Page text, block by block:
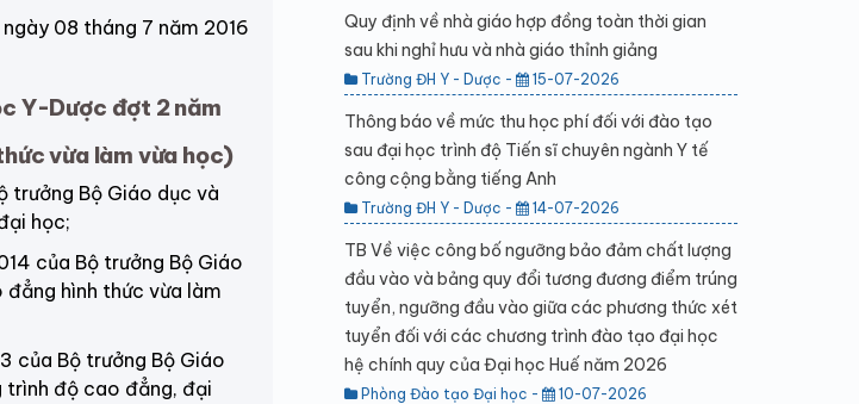
ngày 08 tháng 7 năm 2016
Y-Dược đợt 2 năm
vừa làm vừa học)
Bộ Giáo dục và
học;
của Bộ trưởng Bộ Giáo
hình thức vừa làm
Bộ trưởng Bộ Giáo
độ cao đẳng, đại
Quy định về nhà giáo hợp đồng toàn thời gian
sau khi nghỉ hưu và nhà giáo thỉnh giảng
Trường ĐH Y - Dược - 15-07-2026
Thông báo về mức thu học phí đối với đào tạo
sau đại học trình độ Tiến sĩ chuyên ngành Y tế
công cộng bằng tiếng Anh
Trường ĐH Y - Dược - 14-07-2026
TB Về việc công bố ngưỡng bảo đảm chất lượng
đầu vào và bảng quy đổi tương đương điểm trúng
tuyển, ngưỡng đầu vào giữa các phương thức xét
tuyển đối với các chương trình đào tạo đại học
hệ chính quy của Đại học Huế năm 2026
Phòng Đào tạo Đại học - 10-07-2026